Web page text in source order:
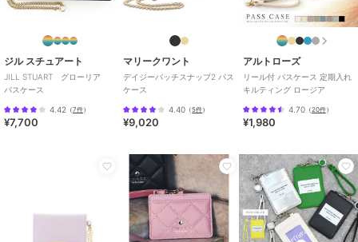
ジル スチュアート
JILL STUART グローリア
パスケース
4.42 （7件）
¥7,700
マリークワント
デイジーパッチスナップ2 パス
ケース
4.40 （5件）
¥9,020
アルトローズ
リール付 パスケース 定期入れ
キルティング ロージア
4.70（20件）
¥1,980